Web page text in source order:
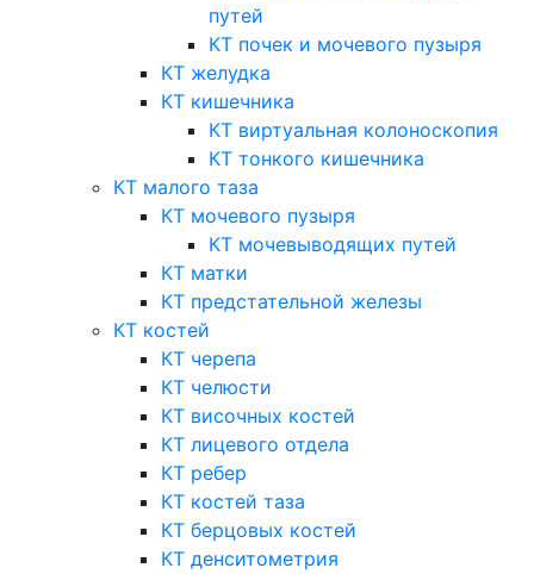
путей
КТ почек и мочевого пузыря
КТ желудка
КТ кишечника
КТ виртуальная колоноскопия
КТ тонкого кишечника
КТ малого таза
КТ мочевого пузыря
КТ мочевыводящих путей
КТ матки
КТ предстательной железы
КТ костей
КТ черепа
КТ челюсти
КТ височных костей
КТ лицевого отдела
КТ ребер
КТ костей таза
КТ берцовых костей
КТ денситометрия